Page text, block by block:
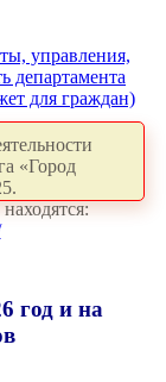
управления,
департамента
для граждан)
«Город
год и на